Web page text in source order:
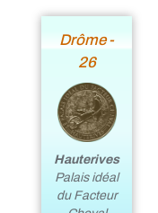
Drôme -
26
Hauterives
Palais idéal
du Facteur